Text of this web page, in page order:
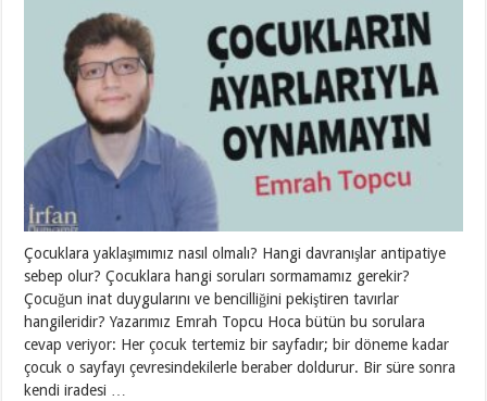
Çocuklara yaklaşımımız nasıl olmalı? Hangi davranışlar antipatiye
sebep olur? Çocuklara hangi soruları sormamamız gerekir?
Çocuğun inat duygularını ve bencilliğini pekiştiren tavırlar
hangileridir? Yazarımız Emrah Topcu Hoca bütün bu sorulara
cevap veriyor: Her çocuk tertemiz bir sayfadır; bir döneme kadar
çocuk o sayfayı çevresindekilerle beraber doldurur. Bir süre sonra
kendi iradesi …